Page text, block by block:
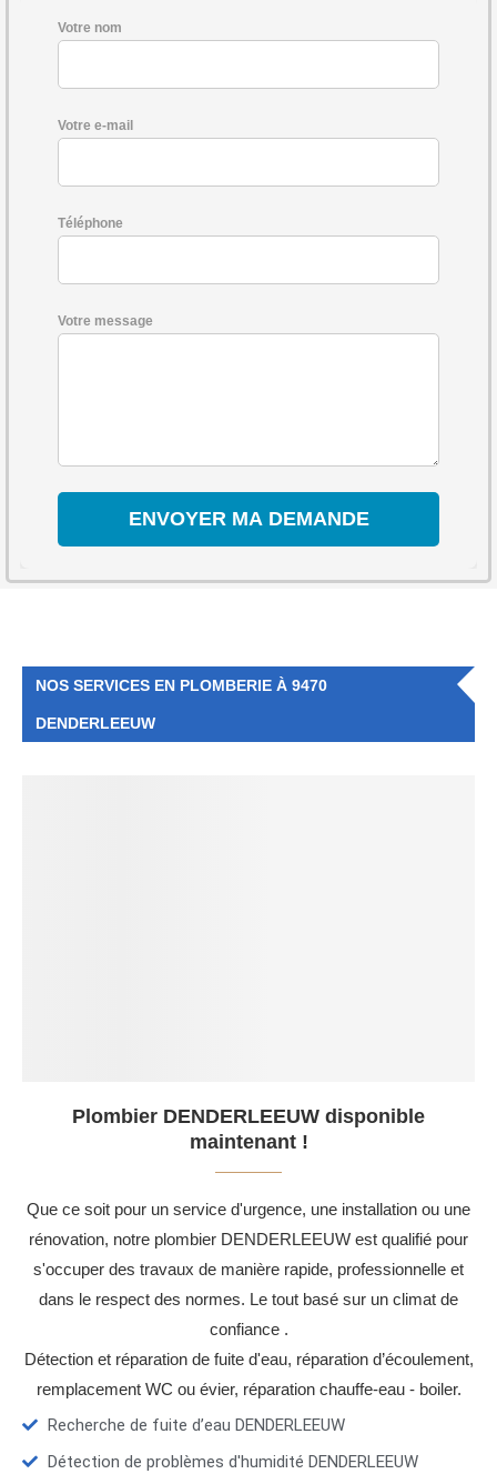
Votre nom
Votre e-mail
Téléphone
Votre message
NOS SERVICES EN PLOMBERIE À 9470
DENDERLEEUW
Plombier DENDERLEEUW disponible
maintenant !
Que ce soit pour un service d'urgence, une installation ou une
rénovation, notre plombier DENDERLEEUW est qualifié pour
s'occuper des travaux de manière rapide, professionnelle et
dans le respect des normes. Le tout basé sur un climat de
confiance .
Détection et réparation de fuite d'eau, réparation d’écoulement,
remplacement WC ou évier, réparation chauffe-eau - boiler.
Recherche de fuite d’eau DENDERLEEUW
Détection de problèmes d'humidité DENDERLEEUW